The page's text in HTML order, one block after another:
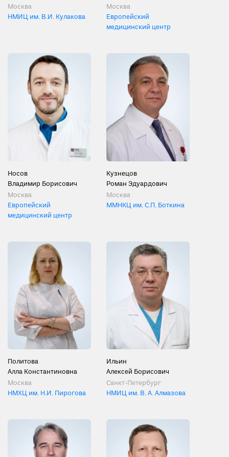
Москва
НМИЦ им. В.И. Кулакова
Москва
Европейский
медицинский центр
Носов
Владимир Борисович
Москва
Европейский
медицинский центр
Кузнецов
Роман Эдуардович
Москва
ММНКЦ им. С.П. Боткина
Политова
Алла Константиновна
Москва
НМХЦ им. Н.И. Пирогова
Ильин
Алексей Борисович
Санкт-Петербург
НМИЦ им. В. А. Алмазова